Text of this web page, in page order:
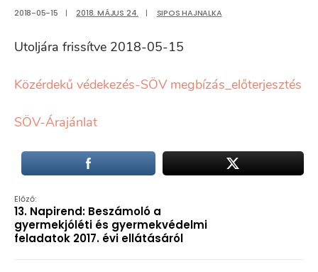
2018-05-15 | 2018. MÁJUS 24. | SIPOS HAJNALKA
Utoljára frissítve 2018-05-15
Közérdekű védekezés-SÖV megbízás_előterjesztés
SÖV-Árajánlat
Előző:
13. Napirend: Beszámoló a
gyermekjóléti és gyermekvédelmi
feladatok 2017. évi ellátásáról